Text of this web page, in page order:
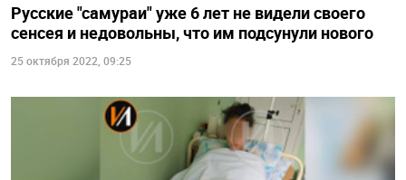
Русские "самураи" уже 6 лет не видели своего
сенсея и недовольны, что им подсунули нового
25 октября 2022, 09:25